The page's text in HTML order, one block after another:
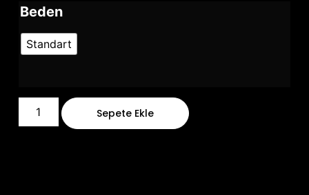
Beden
Standart
Sepete Ekle